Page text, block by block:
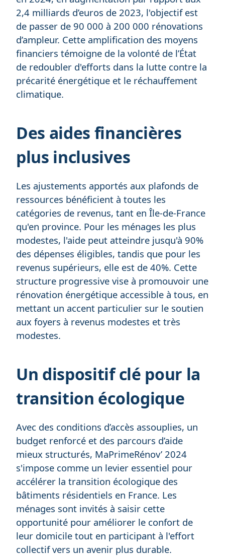
2,4 milliards d’euros de 2023, l'objectif est
de passer de 90 000 à 200 000 rénovations
d’ampleur. Cette amplification des moyens
financiers témoigne de la volonté de l’État
de redoubler d'efforts dans la lutte contre la
précarité énergétique et le réchauffement
climatique.
Des aides financières
plus inclusives
Les ajustements apportés aux plafonds de
ressources bénéficient à toutes les
catégories de revenus, tant en Île-de-France
qu'en province. Pour les ménages les plus
modestes, l'aide peut atteindre jusqu'à 90%
des dépenses éligibles, tandis que pour les
revenus supérieurs, elle est de 40%. Cette
structure progressive vise à promouvoir une
rénovation énergétique accessible à tous, en
mettant un accent particulier sur le soutien
aux foyers à revenus modestes et très
modestes.
Un dispositif clé pour la
transition écologique
Avec des conditions d’accès assouplies, un
budget renforcé et des parcours d’aide
mieux structurés, MaPrimeRénov’ 2024
s'impose comme un levier essentiel pour
accélérer la transition écologique des
bâtiments résidentiels en France. Les
ménages sont invités à saisir cette
opportunité pour améliorer le confort de
leur domicile tout en participant à l'effort
collectif vers un avenir plus durable.